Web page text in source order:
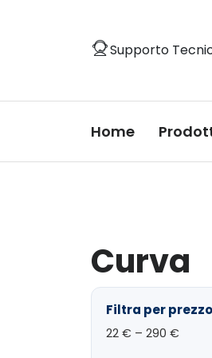
Supporto
Home
Curva
Filtra per prezzo
22€ – 290 €